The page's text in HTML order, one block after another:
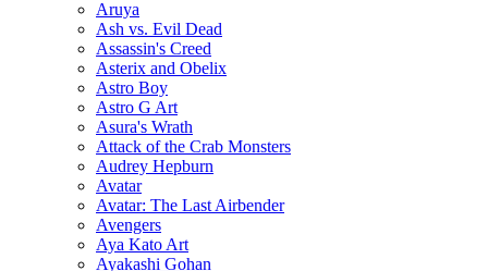
Aruya
Ash vs. Evil Dead
Assassin's Creed
Asterix and Obelix
Astro Boy
Astro G Art
Asura's Wrath
Attack of the Crab Monsters
Audrey Hepburn
Avatar
Avatar: The Last Airbender
Avengers
Aya Kato Art
Ayakashi Gohan